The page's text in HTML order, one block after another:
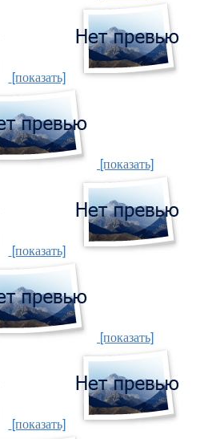
[показать]
[показать]
[показать]
[показать]
[показать]